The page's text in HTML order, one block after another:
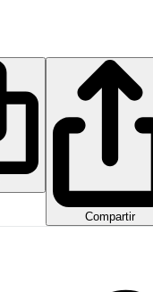
Compartir